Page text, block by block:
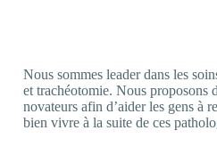
Nous sommes leader dans les
et trachéotomie. Nous proposons
novateurs afin d’aider les gens à
bien vivre à la suite de ces